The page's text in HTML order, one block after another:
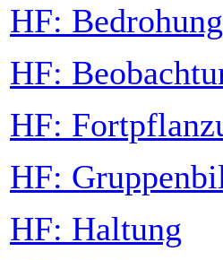
HF:
HF:
HF:
HF:
HF: Haltung